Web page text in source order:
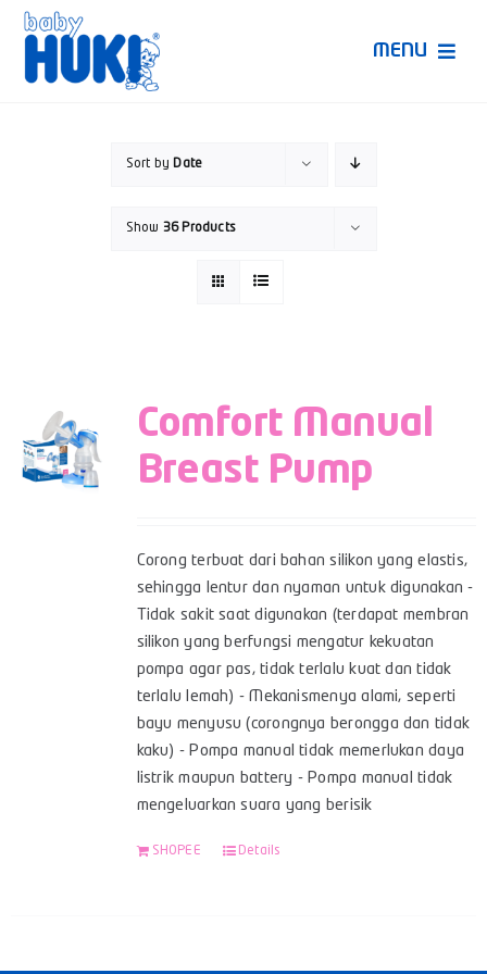
Skip
content
MENU
Sort by Date
Show 36 Products
Comfort Manual
Breast Pump
Corong terbuat dari bahan silikon yang elastis,
sehingga lentur dan nyaman untuk digunakan -
Tidak sakit saat digunakan (terdapat membran
silikon yang berfungsi mengatur kekuatan
pompa agar pas, tidak terlalu kuat dan tidak
terlalu lemah) - Mekanismenya alami, seperti
bayu menyusu (corongnya berongga dan tidak
kaku) - Pompa manual tidak memerlukan daya
listrik maupun battery - Pompa manual tidak
mengeluarkan suara yang berisik
SHOPEE Details